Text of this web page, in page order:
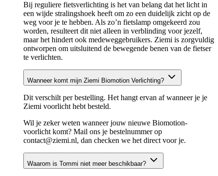
Bij reguliere fietsverlichting is het van belang dat het licht in
een wijde stralingshoek heeft om zo een duidelijk zicht op de
weg voor je te hebben. Als zo’n fietslamp omgekeerd zou
worden, resulteert dit niet alleen in verblinding voor jezelf,
maar het hindert ook medeweggebruikers. Ziemi is zorgvuldig
ontworpen om uitsluitend de bewegende benen van de fietser
te verlichten.
Wanneer komt mijn Ziemi Biomotion Verlichting?
Dit verschilt per bestelling. Het hangt ervan af wanneer je je
Ziemi voorlicht hebt besteld.
Wil je zeker weten wanneer jouw nieuwe Biomotion-
voorlicht komt? Mail ons je bestelnummer op
contact@ziemi.nl, dan checken we het direct voor je.
Waarom is Tommi niet meer beschikbaar?